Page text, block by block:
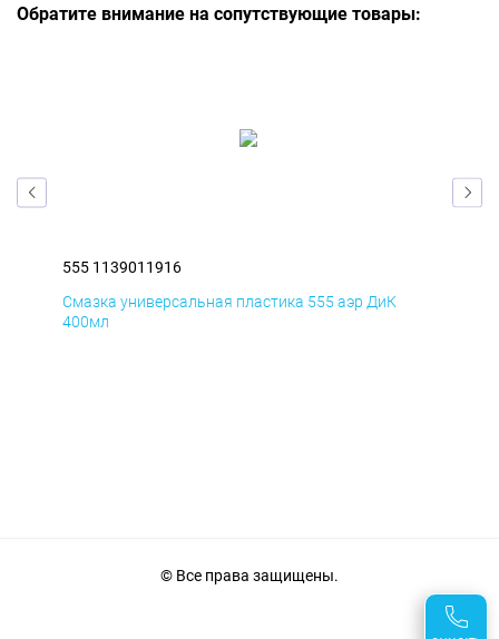
Обратите внимание на сопутствующие товары:
555 1139011916
Смазка универсальная пластика 555 аэр ДиК
400мл
© Все права защищены.